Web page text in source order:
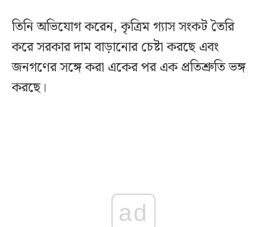
তিনি অভিযোগ করেন, কৃত্রিম গ্যাস সংকট তৈরি
করে সরকার দাম বাড়ানোর চেষ্টা করছে এবং
জনগণের সঙ্গে করা একের পর এক প্রতিশ্রুতি ভঙ্গ
করছে।
ad